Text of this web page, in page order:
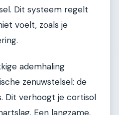
Dit systeem regelt
voelt, zoals je
ademhaling
zenuwstelsel: de
Dit verhoogt je cortisol
Een langzame,